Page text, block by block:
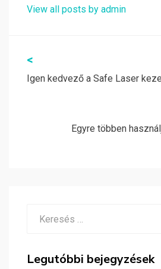
View all posts by admin
Bejegyzés
navigáció
<
Igen kedvező a Safe Laser
Egyre többen
Legutóbbi bejegyzések